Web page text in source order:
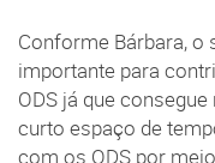
Conforme Bárbara,
importante para
ODS já que
curto espaço de
com os ODS por